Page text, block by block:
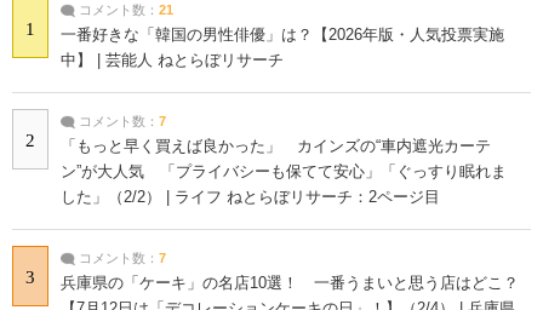
1
コメント数： 21
一番好きな「韓国の男性俳優」は？【2026年版・人気投票実施
中】 | 芸能人 ねとらぼリサーチ
2
コメント数： 7
「もっと早く買えば良かった」 カインズの“車内遮光カーテ
ン”が大人気 「プライバシーも保てて安心」「ぐっすり眠れま
した」（2/2） | ライフ ねとらぼリサーチ：2ページ目
3
コメント数： 7
兵庫県の「ケーキ」の名店10選！ 一番うまいと思う店はどこ？